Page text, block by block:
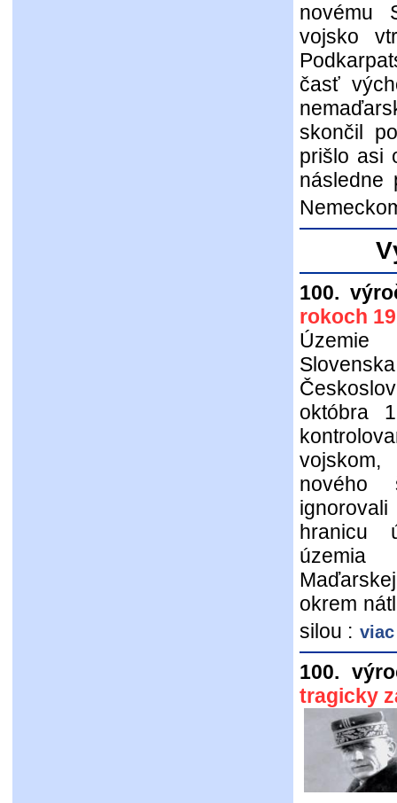
novému
vojsko
časť
skončil
prišlo asi
následne
100.
rokoch
októbra
nového
hranicu
územia
okrem
silou :
100.
tragicky